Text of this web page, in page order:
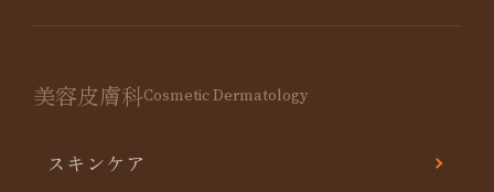
美容皮膚科Cosmetic Dermatology
スキンケア